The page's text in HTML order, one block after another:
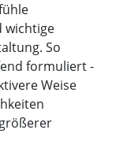
wichtige
So
formuliert -
Weise